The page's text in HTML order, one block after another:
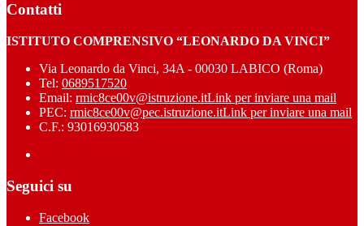
Contatti
ISTITUTO COMPRENSIVO “LEONARDO DA VINCI”
Via Leonardo da Vinci, 34A - 00030 LABICO (Roma)
Tel: 0689517520
Email: rmic8ce00v@istruzione.itLink per inviare una mail
PEC: rmic8ce00v@pec.istruzione.itLink per inviare una mail
C.F.: 93016930583
Seguici su
Facebook